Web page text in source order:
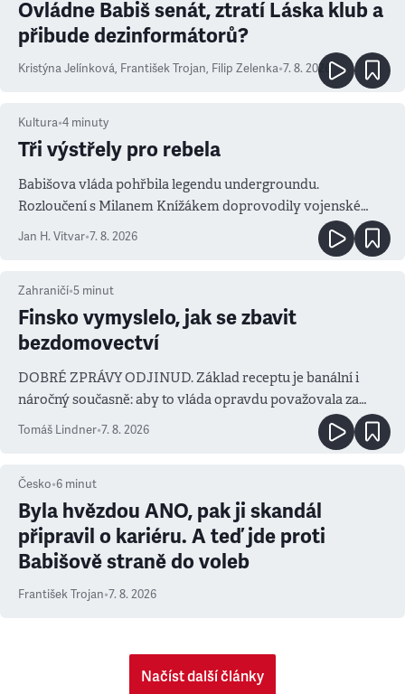
Ovládne Babiš senát, ztratí Láska klub a
přibude dezinformátorů?
Kristýna Jelínková, František Trojan, Filip Zelenka•7. 8. 2026
Kultura•4 minuty
Tři výstřely pro rebela
Babišova vláda pohřbila legendu undergroundu.
Rozloučení s Milanem Knížákem doprovodily vojenské
salvy i kritika pokrokářů
Jan H. Vitvar•7. 8. 2026
Zahraničí•5 minut
Finsko vymyslelo, jak se zbavit
bezdomovectví
DOBRÉ ZPRÁVY ODJINUD. Základ receptu je banální i
náročný současně: aby to vláda opravdu považovala za
prioritu
Tomáš Lindner•7. 8. 2026
Česko•6 minut
Byla hvězdou ANO, pak ji skandál
připravil o kariéru. A teď jde proti
Babišově straně do voleb
František Trojan•7. 8. 2026
Načíst další články